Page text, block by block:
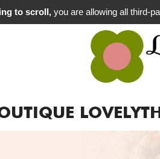
to scroll,you are allowing all third-